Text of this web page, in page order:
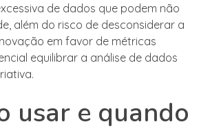
de dados que podem não
além do risco de desconsiderar a
em favor de métricas
equilibrar a análise de dados
usar e quando